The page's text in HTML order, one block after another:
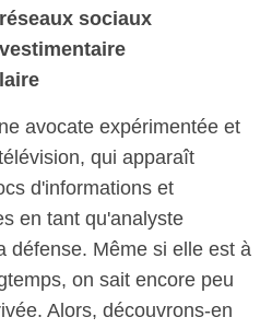
sociaux
avocate expérimentée et
qui apparaît
d'informations et
en tant qu'analyste
défense. Même si elle est à
on sait encore peu
Alors, découvrons-en